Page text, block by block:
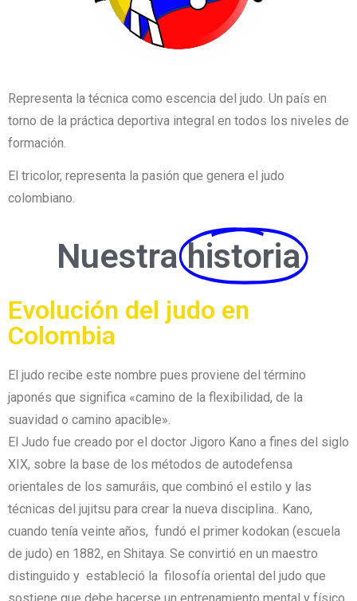
Representa la técnica como escencia del judo. Un país en
torno de la práctica deportiva integral en todos los niveles de
formación.
El tricolor, representa la pasión que genera el judo
colombiano.
Nuestra historia
Evolución del judo en
Colombia
El judo recibe este nombre pues proviene del término
japonés que significa «camino de la flexibilidad, de la
suavidad o camino apacible».
El Judo fue creado por el doctor Jigoro Kano a fines del siglo
XIX, sobre la base de los métodos de autodefensa
orientales de los samuráis, que combinó el estilo y las
técnicas del jujitsu para crear la nueva disciplina.. Kano,
cuando tenía veinte años, fundó el primer kodokan (escuela
de judo) en 1882, en Shitaya. Se convirtió en un maestro
distinguido y estableció la filosofía oriental del judo que